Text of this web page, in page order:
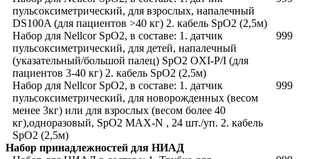
пульсоксиметрический, для взрослых, напалечный
DS100A (для пациентов >40 кг) 2. кабель SpO2 (2,5м)
Набор для Nellcor SpO2, в составе: 1. датчик
пульсоксиметрический, для детей, напалечный
(указательный/большой палец) SpO2 OXI-P/I (для
пациентов 3-40 кг) 2. кабель SpO2 (2,5м)
999
Набор для Nellcor SpO2, в составе: 1. датчик
пульсоксиметрический, для новорожденных (весом
менее 3кг) или для взрослых (весом более 40
кг),одноразовый, SpO2 MAX-N , 24 шт./уп. 2. кабель
SpO2 (2,5м)
999
Набор принадлежностей для НИАД